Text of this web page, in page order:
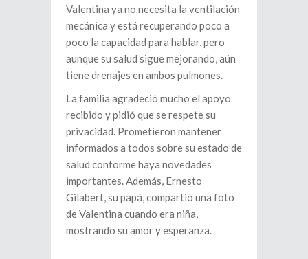
Valentina ya no necesita la ventilación
mecánica y está recuperando poco a
poco la capacidad para hablar, pero
aunque su salud sigue mejorando, aún
tiene drenajes en ambos pulmones.
La familia agradeció mucho el apoyo
recibido y pidió que se respete su
privacidad. Prometieron mantener
informados a todos sobre su estado de
salud conforme haya novedades
importantes. Además, Ernesto
Gilabert, su papá, compartió una foto
de Valentina cuando era niña,
mostrando su amor y esperanza.